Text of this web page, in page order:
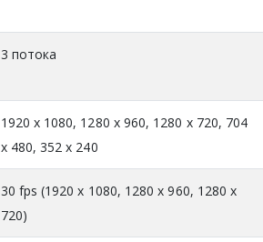
3 потока
1920 x 1080, 1280 x 960, 1280 x 720, 704
x 480, 352 x 240
30 fps (1920 x 1080, 1280 x 960, 1280 x
720)